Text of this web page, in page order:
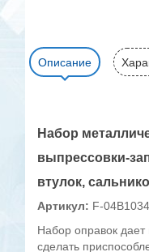
Описание
Набор
выпрессовки-
втулок,
Артикул: F-04B1034
Набор оправок дает
сделать